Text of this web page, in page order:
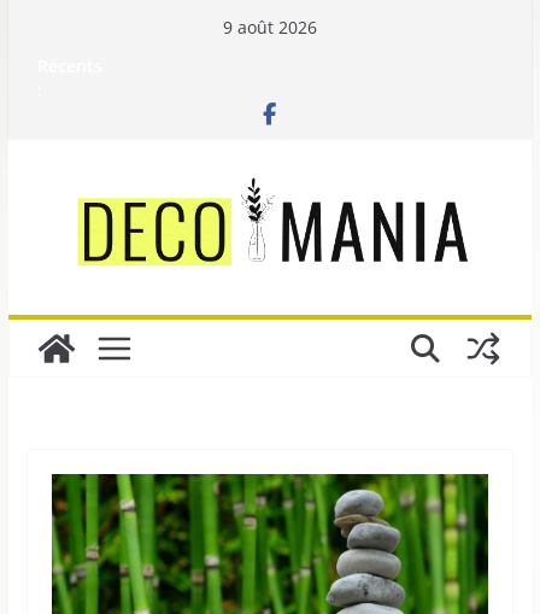
9 août 2026